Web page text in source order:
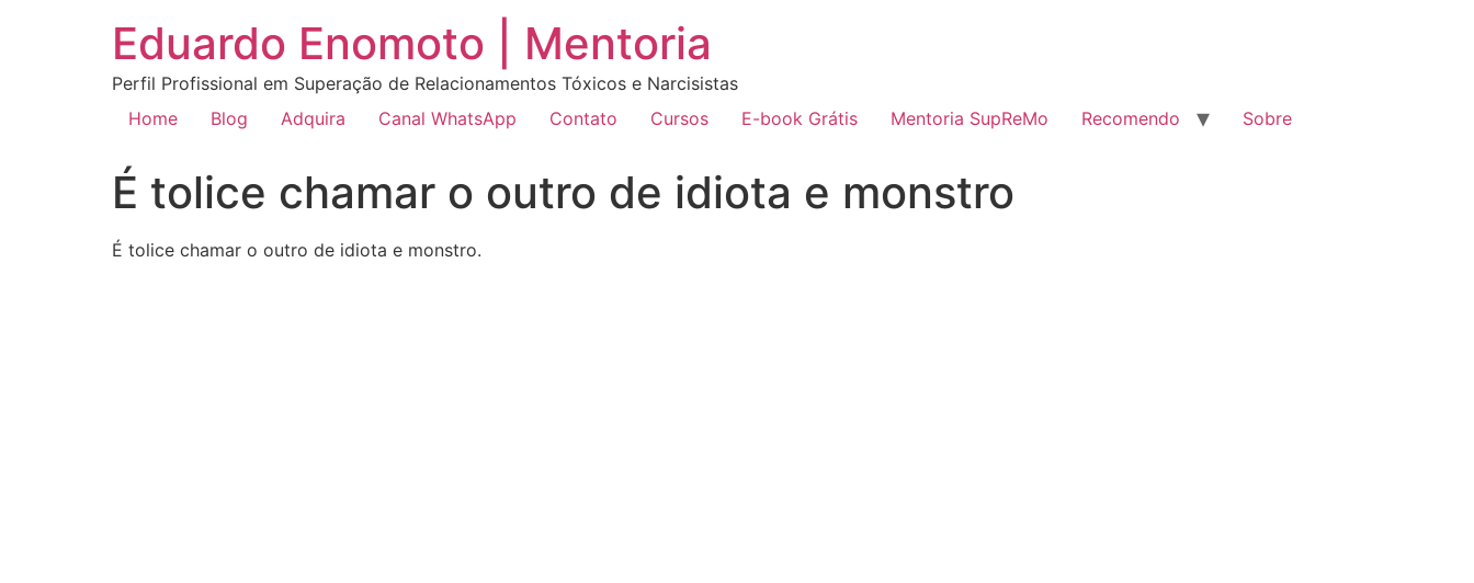
Eduardo Enomoto | Mentoria
Perfil Profissional em Superação de Relacionamentos Tóxicos e Narcisistas
Home
Blog Adquira Canal WhatsApp Contato Cursos E-book Grátis Mentoria SupReMo Recomendo Sobre
É tolice chamar o outro de idiota e monstro
É tolice chamar o outro de idiota e monstro.